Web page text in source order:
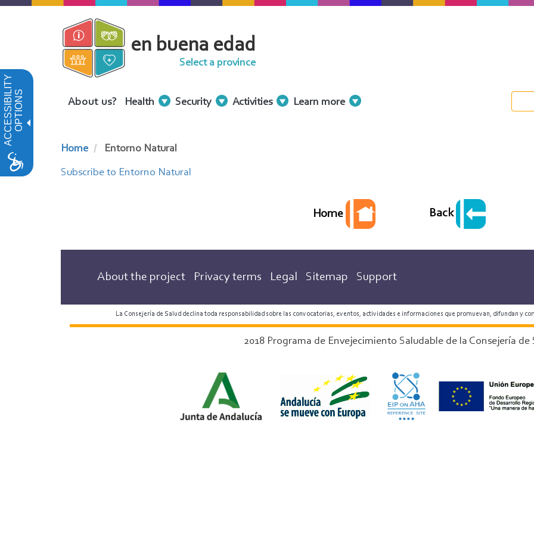
ACCESSIBILITYOPTIONS
Skip
en buena edad
Select a province
Menu
About us? Health Security Activities Learn more
Home Entorno Natural
Subscribe to Entorno Natural
Home Back
About the project Privacy terms Legal Sitemap Support
La Consejería de Salud declina toda responsabilidad sobre las convocatorias, eventos, actividades e informaciones que promuevan, difundan y
2018 Programa de Envejecimiento Saludable de la Consejería de